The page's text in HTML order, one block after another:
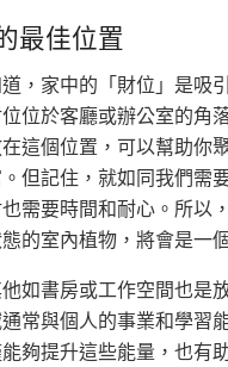
最佳位置
，家中的「財位」是吸
位於客廳或辦公室的角
這個位置，可以幫助你
但記住，就如同我們需
需要時間和耐心。所以
的室內植物，將會是一
如書房或工作空間也是
常與個人的事業和學習
夠提升這些能量，也有